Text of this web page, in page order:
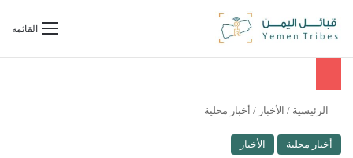
القائمةبحث عن
الرئيسية / الأخبار / أخبار محلية
أخبار محلية الأخبار